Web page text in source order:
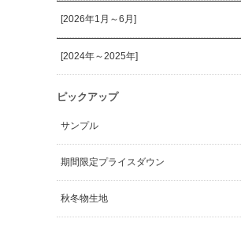
[2026年1月～6月]
[2024年～2025年]
ピックアップ
サンプル
期間限定プライスダウン
秋冬物生地